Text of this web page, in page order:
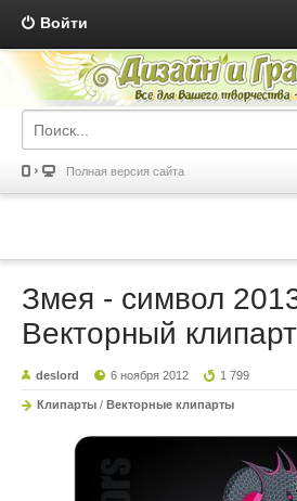
Войти
Полная версия сайта
Змея - символ
Векторный клипарт
deslord 6 ноября 2012 1 799
Клипарты / Векторные клипарты